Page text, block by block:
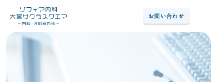
お問い合わせ
Top